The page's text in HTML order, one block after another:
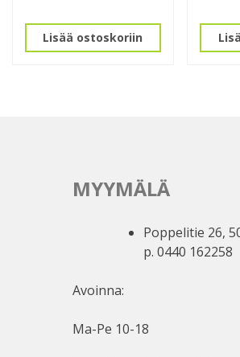
Lisää ostoskoriin
MYYMÄLÄ
Poppelitie 26,
p. 0440 162258
Avoinna:
Ma-Pe 10-18